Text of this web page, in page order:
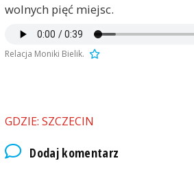
wolnych pięć miejsc.
Relacja Moniki Bielik.
GDZIE: SZCZECIN
Dodaj komentarz